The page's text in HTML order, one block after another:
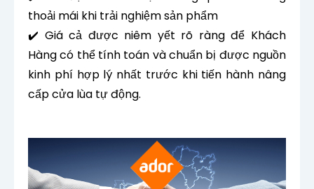
thoải mái khi trải nghiệm sản phẩm
✔️ Giá cả được niêm yết rõ ràng để Khách
Hàng có thể tính toán và chuẩn bị được nguồn
kinh phí hợp lý nhất trước khi tiến hành nâng
cấp cửa lùa tự động.